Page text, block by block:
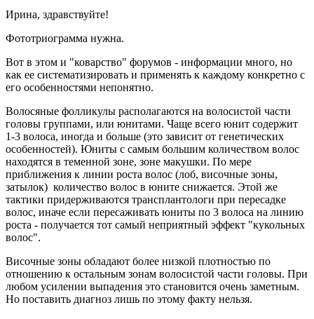
Ирина, здравствуйте!
Фототриограмма нужна.
Вот в этом и "коварство" форумов - информации много, но
как ее систематизировать и применять к каждому конкретно с
его особенностями непонятно.
Волосяные фолликулы располагаются на волосистой части
головы группами, или юнитами. Чаще всего юнит содержит
1-3 волоса, иногда и больше (это зависит от генетических
особенностей). Юниты с самым большим количеством волос
находятся в теменной зоне, зоне макушки. По мере
приближения к линии роста волос (лоб, височные зоны,
затылок) количество волос в юните снижается. Этой же
тактики придерживаются трансплантологи при пересадке
волос, иначе если пересаживать юниты по 3 волоса на линию
роста - получается тот самый неприятный эффект "кукольных
волос".
Височные зоны обладают более низкой плотностью по
отношению к остальным зонам волосистой части головы. При
любом усилении выпадения это становится очень заметным.
Но поставить диагноз лишь по этому факту нельзя.